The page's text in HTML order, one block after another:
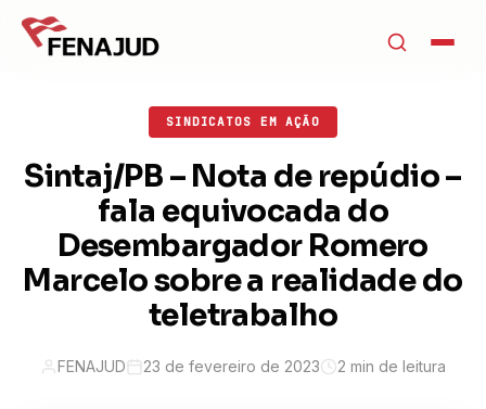
SINDICATOS EM AÇÃO
Sintaj/PB – Nota de repúdio –
fala equivocada do
Desembargador Romero
Marcelo sobre a realidade do
teletrabalho
FENAJUD 23 de fevereiro de 2023 2 min de leitura